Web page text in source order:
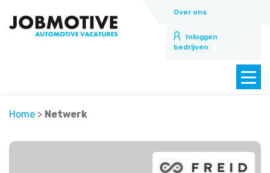
Over ons
Inloggen
bedrijven
Home > Netwerk